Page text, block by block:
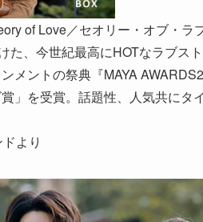
of Love／セオリー・オブ・
た、今世紀最高にHOTなラブスト
メントの祭典『MAYA
」を受賞。話題性、人気共に
より